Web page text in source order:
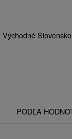
Východné Slovensko
PODĽA